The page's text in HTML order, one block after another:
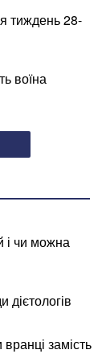
тиждень 28-
воїна
і чи можна
дієтологів
замість